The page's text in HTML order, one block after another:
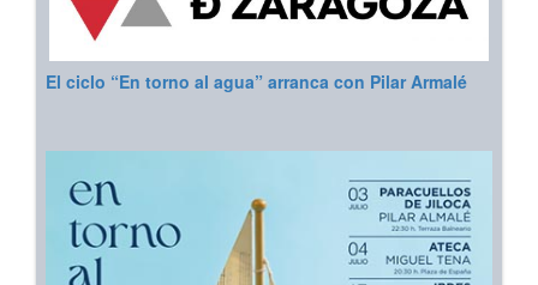
El ciclo “En torno al agua” arranca con Pilar Armalé